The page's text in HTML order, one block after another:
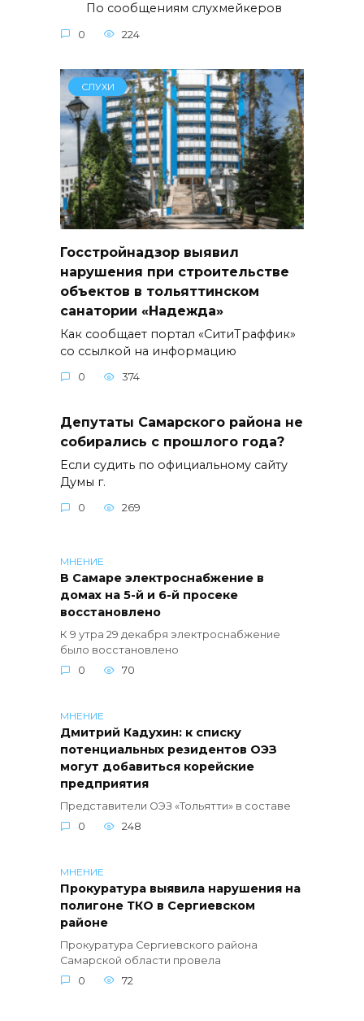
По сообщениям слухмейкеров
0 224
СЛУХИ
Госстройнадзор выявил
нарушения при строительстве
объектов в тольяттинском
санатории «Надежда»
Как сообщает портал «СитиТраффик»
со ссылкой на информацию
0 374
Депутаты Самарского района не
собирались с прошлого года?
Если судить по официальному сайту
Думы г.
0 269
МНЕНИЕ
В Самаре электроснабжение в
домах на 5-й и 6-й просеке
восстановлено
К 9 утра 29 декабря электроснабжение
было восстановлено
0
70
МНЕНИЕ
Дмитрий Кадухин: к списку
потенциальных резидентов ОЭЗ
могут добавиться корейские
предприятия
Представители ОЭЗ «Тольятти» в составе
0
248
МНЕНИЕ
Прокуратура выявила нарушения на
полигоне ТКО в Сергиевском
районе
Прокуратура Сергиевского района
Самарской области провела
0
72